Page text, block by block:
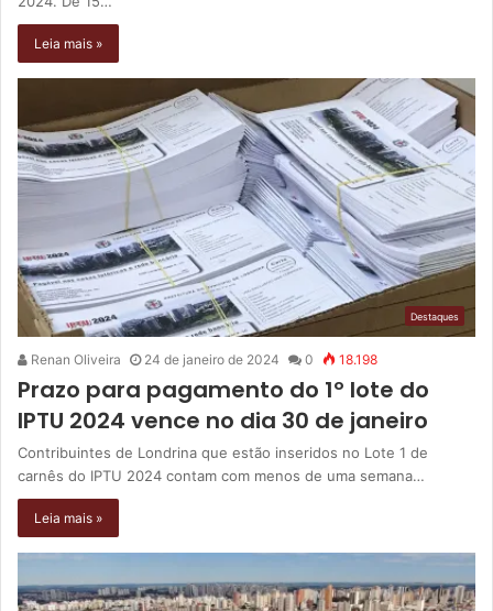
Leia mais »
Destaques
Renan Oliveira 24 de janeiro de 2024 0 18.198
Prazo para pagamento do 1º lote do
IPTU 2024 vence no dia 30 de janeiro
Contribuintes de Londrina que estão inseridos no Lote 1 de
carnês do IPTU 2024 contam com menos de uma semana…
Leia mais »